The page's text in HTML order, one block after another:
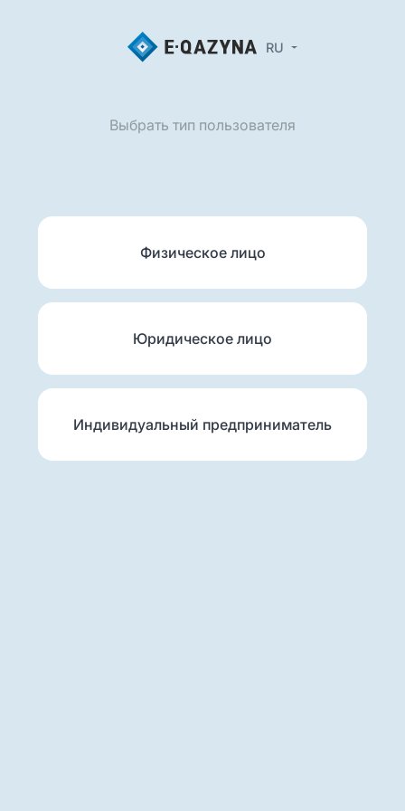
RU
Выбрать тип пользователя
Физическое лицо
Юридическое лицо
Индивидуальный предприниматель